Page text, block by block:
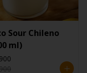
Sour Chileno
ml)